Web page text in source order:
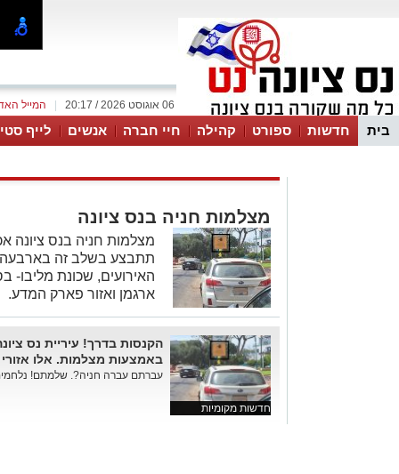
המייל 06 אוגוסט 2026 / 20:17
בית חדשות ספורט קהילה חיי חברה אנשים לייף
מצלמות חניה בנס ציונה
מצלמות חניה בנס ציונה
תתבצע בשלב זה בארבעה
האירועים, שכונת מליבו-
ארגמן ואזור פארק המדע.
חדשות מקומיות
הקנסות בדרך! עיריית נס
באמצעות מצלמות. אלו
עברתם עברה חניה?. שלמתם!